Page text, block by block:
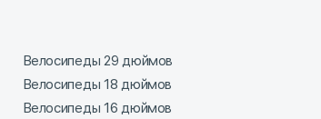
Велосипеды 29 дюймов
Велосипеды 18 дюймов
Велосипеды 16 дюймов